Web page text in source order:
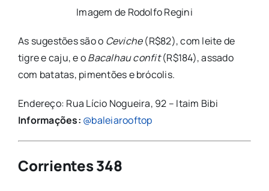
Imagem de Rodolfo Regini
As sugestões são o Ceviche(R$82), com leite de
tigre e caju, e oBacalhau confit(R$184), assado
com batatas, pimentões e brócolis.
Endereço: Rua Lício Nogueira, 92 – Itaim Bibi
Informações: @baleiarooftop
Corrientes 348